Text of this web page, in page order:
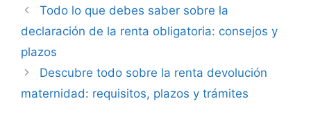
Navegación
de
Todo lo que debes saber sobre la
declaración de la renta obligatoria: consejos y
plazos
Descubre todo sobre la renta devolución
maternidad: requisitos, plazos y trámites